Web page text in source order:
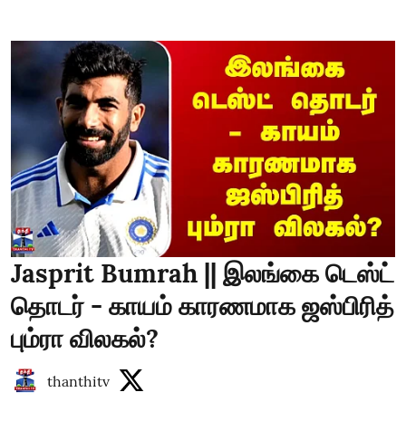
Jasprit Bumrah || இலங்கை டெஸ்ட்
தொடர் - காயம் காரணமாக ஜஸ்பிரித்
பும்ரா விலகல்?
thanthitv